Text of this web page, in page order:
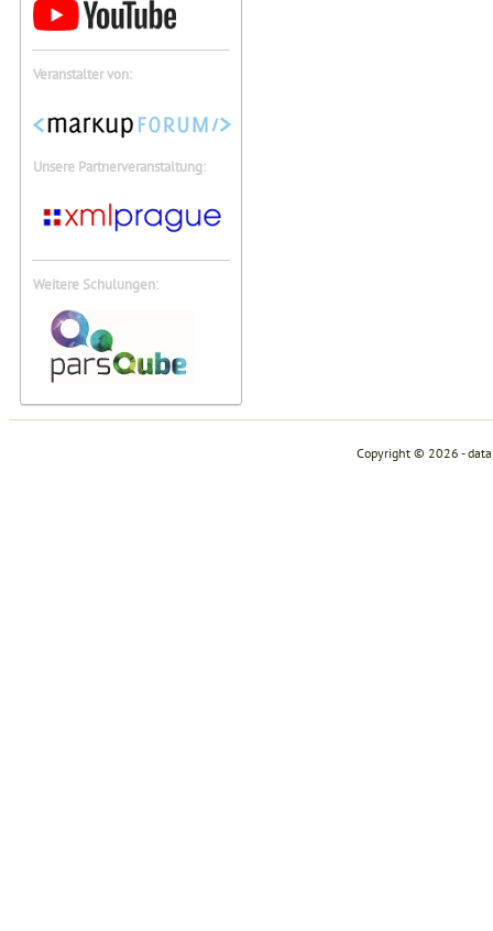
Veranstalter von:
Unsere Partnerveranstaltung:
Weitere Schulungen:
Copyright © 2026 -